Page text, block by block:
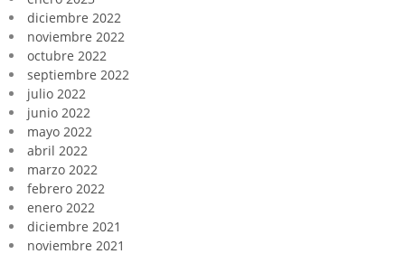
diciembre 2022
noviembre 2022
octubre 2022
septiembre 2022
julio 2022
junio 2022
mayo 2022
abril 2022
marzo 2022
febrero 2022
enero 2022
diciembre 2021
noviembre 2021